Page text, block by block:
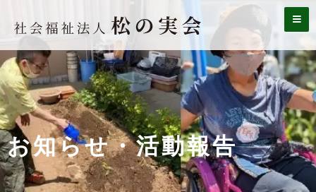
ス
キ
ッ
プ
お知らせ・活動報告